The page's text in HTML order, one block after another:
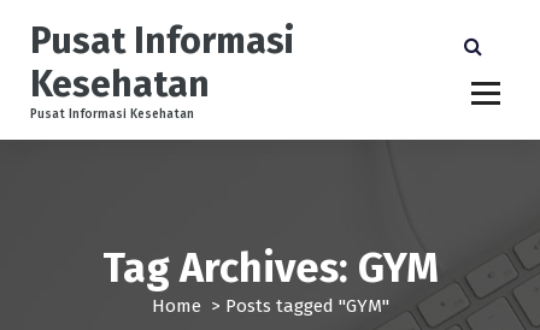
o
Pusat Informasi
Kesehatan
Pusat Informasi Kesehatan
Tag Archives: GYM
Home > Posts tagged "GYM"